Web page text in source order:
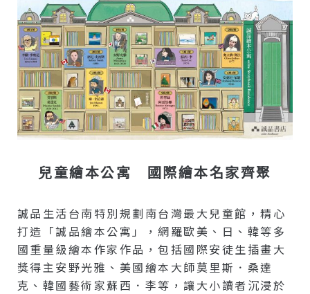
兒童繪本公寓 國際繪本名家齊聚
誠品生活台南特別規劃南台灣最大兒童館，精心
打造「誠品繪本公寓」，網羅歐美、日、韓等多
國重量級繪本作家作品，包括國際安徒生插畫大
獎得主安野光雅、美國繪本大師莫里斯．桑達
克、韓國藝術家蘇西．李等，讓大小讀者沉浸於